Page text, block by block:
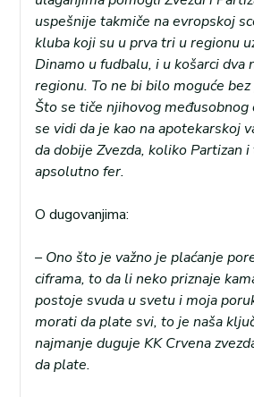
uspešnije takmiče na evropskoj
kluba koji su u prva tri u regionu
Dinamo u fudbalu, i u košarci dva
regionu. To ne bi bilo moguće
Što se tiče njihovog međusobnog
se vidi da je kao na apotekarskoj
da dobije Zvezda, koliko Partizan
apsolutno fer.
O dugovanjima:
– Ono što je važno je plaćanje
ciframa, to da li neko priznaje
postoje svuda u svetu i moja
morati da plate svi, to je naša
najmanje duguje KK Crvena
da plate.